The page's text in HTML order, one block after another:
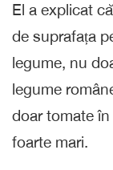
El a explicat
de suprafața
legume, nu
legume
doar tomate
foarte mari.